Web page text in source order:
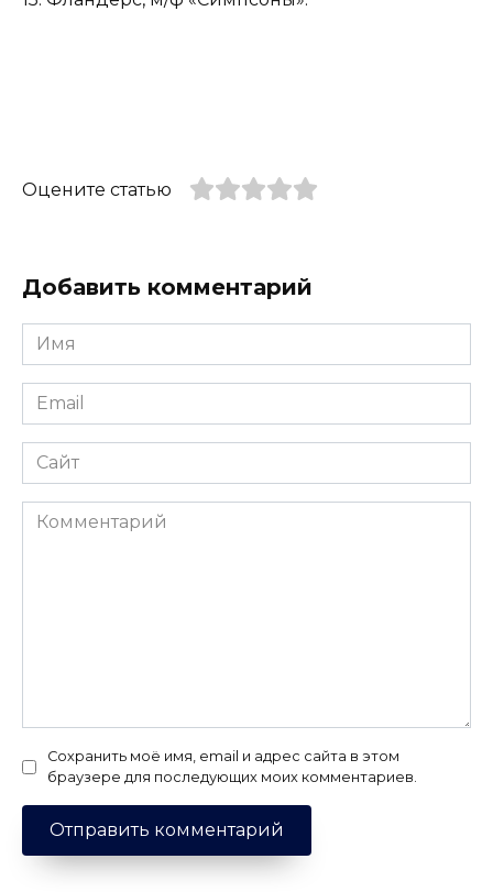
Оцените статью
Добавить комментарий
Имя
*
Email
*
Сайт
Комментарий
Сохранить моё имя, email и адрес сайта в этом
браузере для последующих моих комментариев.